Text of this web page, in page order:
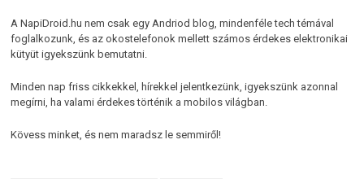
A NapiDroid.hu nem csak egy Andriod blog, mindenféle tech témával
foglalkozunk, és az okostelefonok mellett számos érdekes elektronikai
kütyüt igyekszünk bemutatni.
Minden nap friss cikkekkel, hírekkel jelentkezünk, igyekszünk azonnal
megírni, ha valami érdekes történik a mobilos világban.
Kövess minket, és nem maradsz le semmiről!